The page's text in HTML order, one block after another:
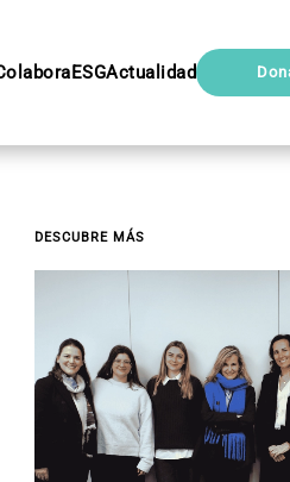
ESGActualidad
DESCUBRE MÁS